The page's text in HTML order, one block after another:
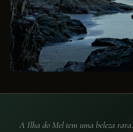
A Ilha do Mel tem uma beleza rara.